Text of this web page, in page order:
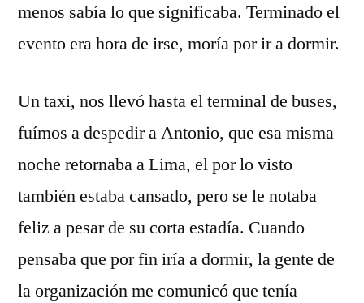
menos sabía lo que significaba. Terminado el
evento era hora de irse, moría por ir a dormir.
Un taxi, nos llevó hasta el terminal de buses,
fuímos a despedir a Antonio, que esa misma
noche retornaba a Lima, el por lo visto
también estaba cansado, pero se le notaba
feliz a pesar de su corta estadía. Cuando
pensaba que por fin iría a dormir, la gente de
la organización me comunicó que tenía